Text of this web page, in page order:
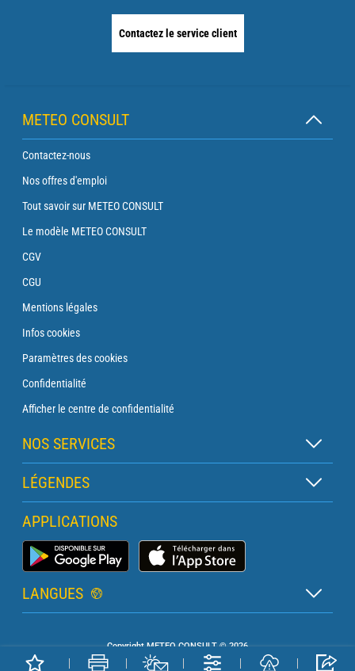
Contactez le service client
METEO CONSULT
Contactez-nous
Nos offres d'emploi
Tout savoir sur METEO CONSULT
Le modèle METEO CONSULT
CGV
CGU
Mentions légales
Infos cookies
Paramètres des cookies
Confidentialité
Afficher le centre de confidentialité
NOS SERVICES
Abonnement Zen
Abonnement Balise
Abonnement Traversée
Abonnement Phare
Météo Terrestre
LÉGENDES
Légende des cartes
Légende des pictogrammes
Glossaire
APPLICATIONS
Application Météo Marine
LANGUES
Anglais
Copyright METEO CONSULT © 2026